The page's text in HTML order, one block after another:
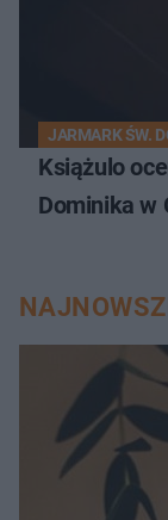
JARMARK ŚW.
Książulo
Dominika w